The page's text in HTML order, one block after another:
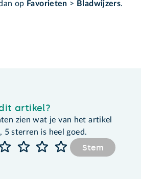
op Favorieten > Bladwijzers.
artikel?
zien wat je van het artikel
sterren is heel goed.
Stem